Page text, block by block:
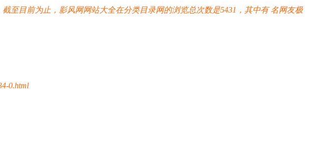
至目前为止，影风网网站大全在分类目录网的浏览总次数是5431，其中有名网友极
0.html